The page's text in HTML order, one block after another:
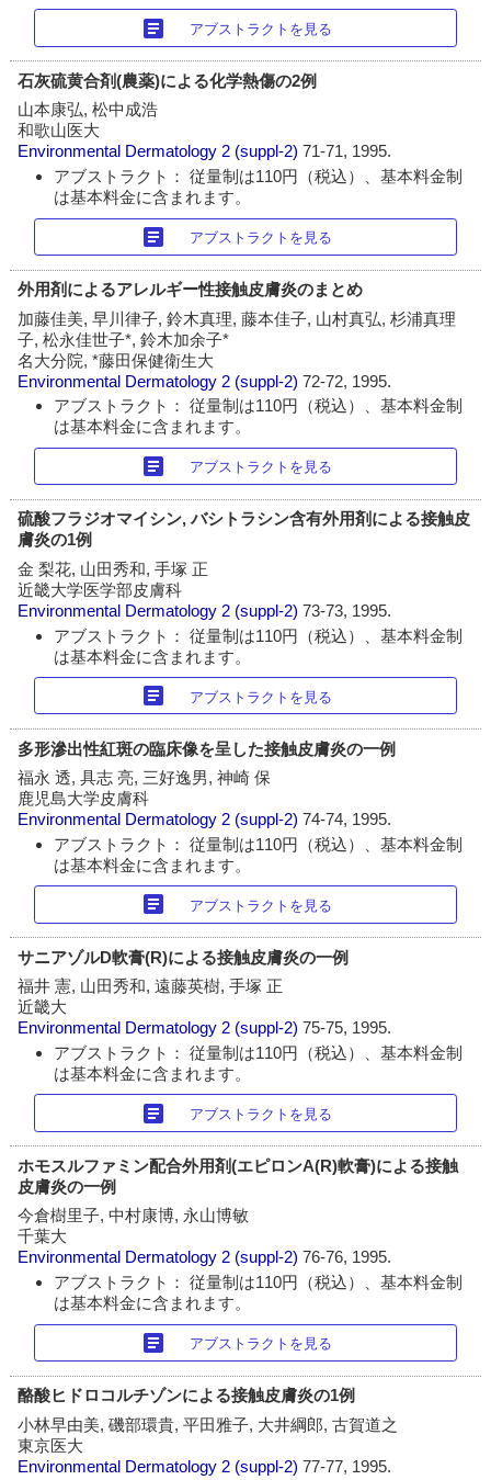
article アブストラクトを見る
石灰硫黄合剤(農薬)による化学熱傷の2例
山本康弘, 松中成浩
和歌山医大
Environmental Dermatology 2 (suppl-2)71-71, 1995.
アブストラクト： 従量制は110円（税込）、基本料金制
は基本料金に含まれます。
article アブストラクトを見る
外用剤によるアレルギー性接触皮膚炎のまとめ
加藤佳美, 早川律子, 鈴木真理, 藤本佳子, 山村真弘, 杉浦真理
子, 松永佳世子*, 鈴木加余子*
名大分院, *藤田保健衛生大
Environmental Dermatology 2 (suppl-2)72-72, 1995.
アブストラクト： 従量制は110円（税込）、基本料金制
は基本料金に含まれます。
article アブストラクトを見る
硫酸フラジオマイシン, バシトラシン含有外用剤による接触皮
膚炎の1例
金 梨花, 山田秀和, 手塚 正
近畿大学医学部皮膚科
Environmental Dermatology 2 (suppl-2)73-73, 1995.
アブストラクト： 従量制は110円（税込）、基本料金制
は基本料金に含まれます。
article アブストラクトを見る
多形滲出性紅斑の臨床像を呈した接触皮膚炎の一例
福永 透, 具志 亮, 三好逸男, 神崎 保
鹿児島大学皮膚科
Environmental Dermatology 2 (suppl-2)74-74, 1995.
アブストラクト： 従量制は110円（税込）、基本料金制
は基本料金に含まれます。
article アブストラクトを見る
サニアゾルD軟膏(R)による接触皮膚炎の一例
福井 憲, 山田秀和, 遠藤英樹, 手塚 正
近畿大
Environmental Dermatology 2 (suppl-2)75-75, 1995.
アブストラクト： 従量制は110円（税込）、基本料金制
は基本料金に含まれます。
article アブストラクトを見る
ホモスルファミン配合外用剤(エピロンA(R)軟膏)による接触
皮膚炎の一例
今倉樹里子, 中村康博, 永山博敏
千葉大
Environmental Dermatology 2 (suppl-2)76-76, 1995.
アブストラクト： 従量制は110円（税込）、基本料金制
は基本料金に含まれます。
article アブストラクトを見る
酪酸ヒドロコルチゾンによる接触皮膚炎の1例
小林早由美, 磯部環貴, 平田雅子, 大井綱郎, 古賀道之
東京医大
Environmental Dermatology 2 (suppl-2)77-77, 1995.